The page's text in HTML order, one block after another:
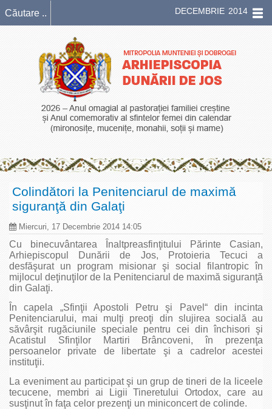
DECEMBRIE 2014
Colindători la Penitenciarul de maximă
siguranţă din Galaţi
Miercuri, 17 Decembrie 2014 14:05
Cu binecuvântarea Înaltpreasfinţitului Părinte Casian,
Arhiepiscopul Dunării de Jos, Protoieria Tecuci a
desfăşurat un program misionar şi social filantropic în
mijlocul deţinuţilor de la Penitenciarul de maximă siguranţă
din Galaţi.
În capela „Sfinţii Apostoli Petru şi Pavel“ din incinta
Penitenciarului, mai mulţi preoţi din slujirea socială au
săvârşit rugăciunile speciale pentru cei din închisori şi
Acatistul Sfinţilor Martiri Brâncoveni, în prezenţa
persoanelor private de libertate şi a cadrelor acestei
instituţii.
La eveniment au participat şi un grup de tineri de la liceele
tecucene, membri ai Ligii Tineretului Ortodox, care au
susţinut în faţa celor prezenţi un miniconcert de colinde.